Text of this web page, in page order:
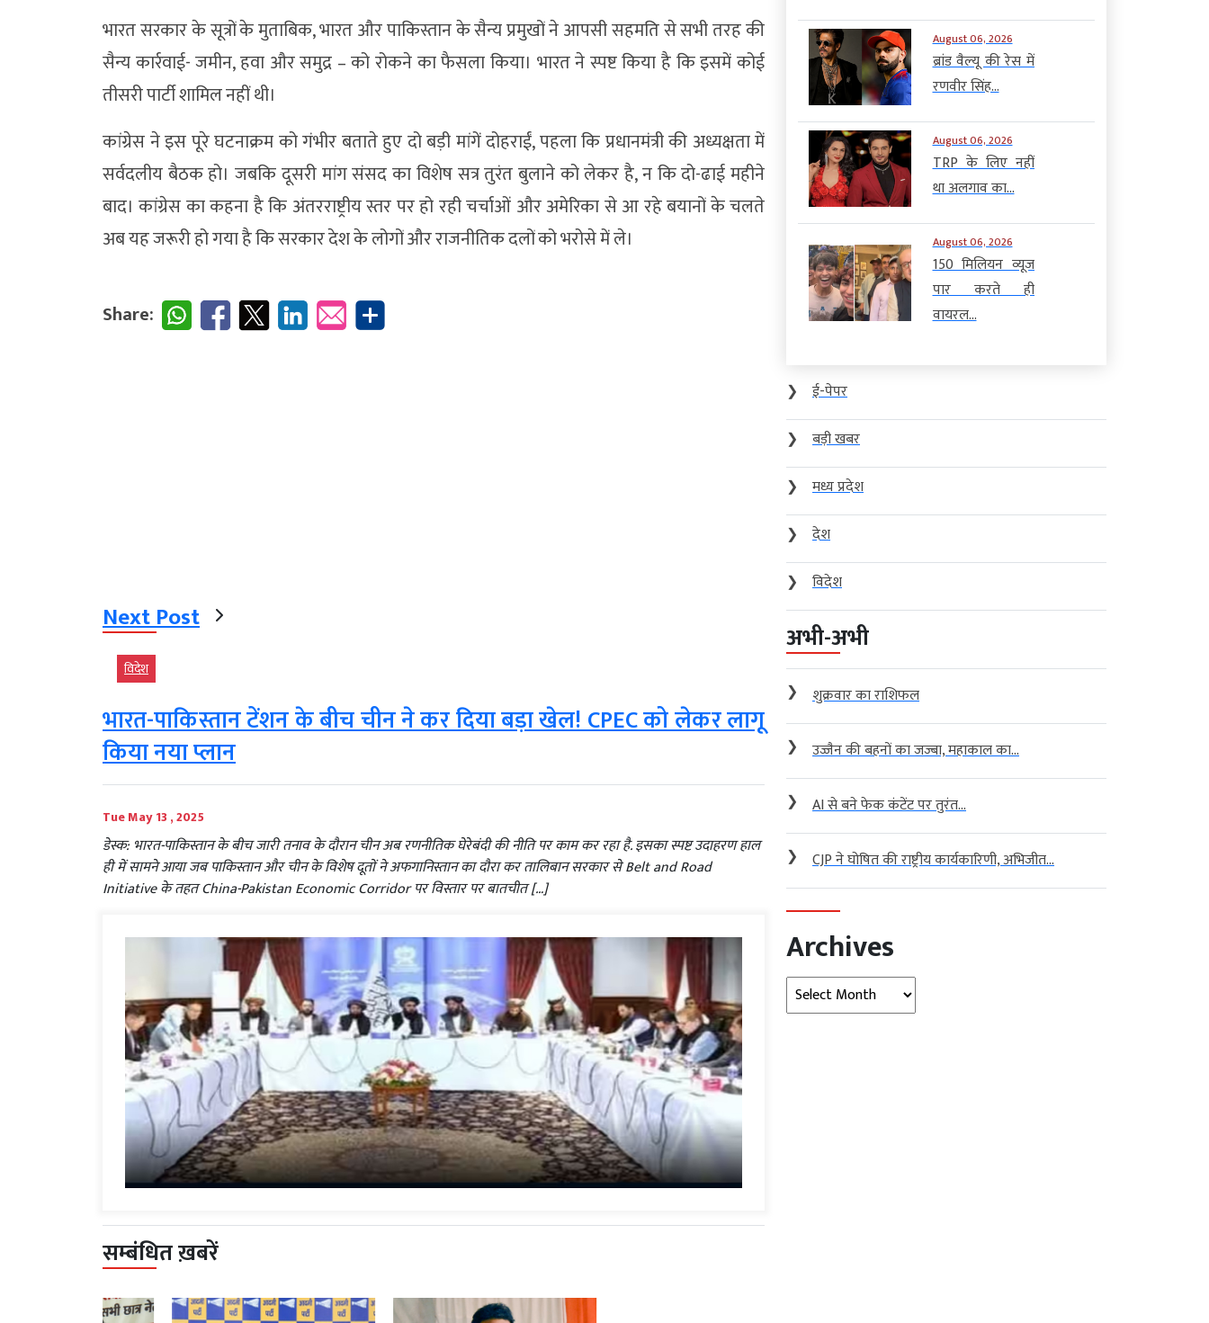
भारत सरकार के सूत्रों के मुताबिक, भारत और पाकिस्तान के सैन्य प्रमुखों ने आपसी सहमति से सभी तरह की
सैन्य कार्रवाई- जमीन, हवा और समुद्र – को रोकने का फैसला किया। भारत ने स्पष्ट किया है कि इसमें कोई
तीसरी पार्टी शामिल नहीं थी।
कांग्रेस ने इस पूरे घटनाक्रम को गंभीर बताते हुए दो बड़ी मांगें दोहराईं, पहला कि प्रधानमंत्री की अध्यक्षता में
सर्वदलीय बैठक हो। जबकि दूसरी मांग संसद का विशेष सत्र तुरंत बुलाने को लेकर है, न कि दो-ढाई महीने
बाद। कांग्रेस का कहना है कि अंतरराष्ट्रीय स्तर पर हो रही चर्चाओं और अमेरिका से आ रहे बयानों के चलते
अब यह जरूरी हो गया है कि सरकार देश के लोगों और राजनीतिक दलों को भरोसे में ले।
Share:
Next Post
विदेश
भारत-पाकिस्तान टेंशन के बीच चीन ने कर दिया बड़ा खेल! CPEC को लेकर लागू
किया नया प्लान
Tue May 13 , 2025
डेस्क: भारत-पाकिस्तान के बीच जारी तनाव के दौरान चीन अब रणनीतिक घेरेबंदी की नीति पर काम कर रहा है. इसका स्पष्ट उदाहरण हाल
ही में सामने आया जब पाकिस्तान और चीन के विशेष दूतों ने अफगानिस्तान का दौरा कर तालिबान सरकार से Belt and Road
Initiative के तहत China-Pakistan Economic Corridor पर विस्तार पर बातचीत […]
सम्बंधित ख़बरें
August 06, 2026
ब्रांड वैल्यू की रेस में
रणवीर सिंह...
August 06, 2026
TRP के लिए नहीं
था अलगाव का...
August 06, 2026
150 मिलियन व्यूज
पार करते ही
वायरल...
❯
ई-पेपर
❯
बड़ी खबर
❯
मध्य प्रदेश
❯
देश
❯
विदेश
अभी-अभी
❯ शुक्रवार का राशिफल
❯ उज्जैन की बहनों का जज्बा, महाकाल का...
❯ AI से बने फेक कंटेंट पर तुरंत...
❯ CJP ने घोषित की राष्ट्रीय कार्यकारिणी, अभिजीत...
Archives
Archives